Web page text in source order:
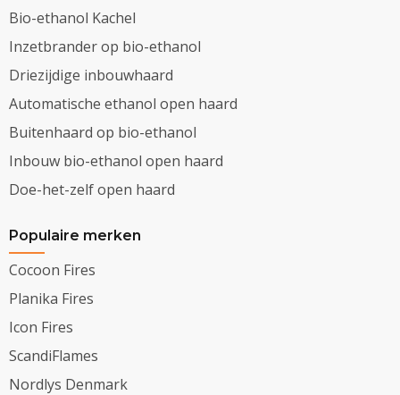
Bio-ethanol Kachel
Inzetbrander op bio-ethanol
Driezijdige inbouwhaard
Automatische ethanol open haard
Buitenhaard op bio-ethanol
Inbouw bio-ethanol open haard
Doe-het-zelf open haard
Populaire merken
Cocoon Fires
Planika Fires
Icon Fires
ScandiFlames
Nordlys Denmark